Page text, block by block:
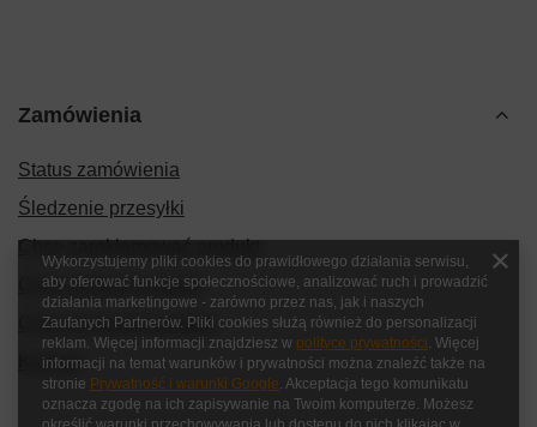
Zamówienia
Status zamówienia
Śledzenie przesyłki
Chcę zareklamować produkt
Chcę zwrócić produkt
Chcę wymienić produkt
Kontakt
Wykorzystujemy pliki cookies do prawidłowego działania serwisu,
aby oferować funkcje społecznościowe, analizować ruch i prowadzić
działania marketingowe - zarówno przez nas, jak i naszych
Zaufanych Partnerów. Pliki cookies służą również do personalizacji
reklam. Więcej informacji znajdziesz w polityce prywatności. Więcej
informacji na temat warunków i prywatności można znaleźć także na
stronie Prywatność i warunki Google. Akceptacja tego komunikatu
oznacza zgodę na ich zapisywanie na Twoim komputerze. Możesz